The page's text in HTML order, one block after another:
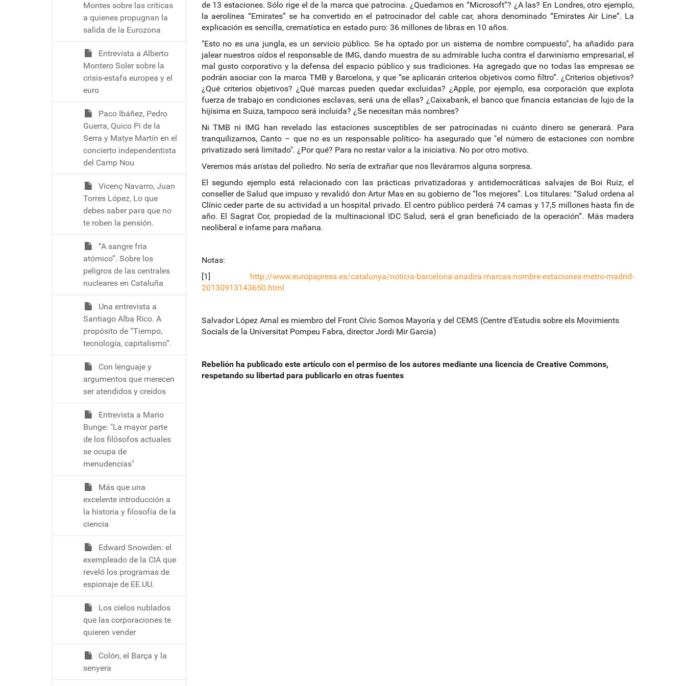
de 13 estaciones. Sólo rige el de la marca que patrocina. ¿Quedamos en “Microsoft”? ¿A las? En Londres, otro ejemplo,
la aerolínea “Emirates” se ha convertido en el patrocinador del cable car, ahora denominado “Emirates Air Line”. La
explicación es sencilla, crematística en estado puro: 36 millones de libras en 10 años.
"Esto no es una jungla, es un servicio público. Se ha optado por un sistema de nombre compuesto", ha añadido para
jalear nuestros oídos el responsable de IMG, dando muestra de su admirable lucha contra el darwinismo empresarial, el
mal gusto corporativo y la defensa del espacio público y sus tradiciones. Ha agregado que no todas las empresas se
podrán asociar con la marca TMB y Barcelona, y que “se aplicarán criterios objetivos como filtro”. ¿Criterios objetivos?
¿Qué criterios objetivos? ¿Qué marcas pueden quedar excluidas? ¿Apple, por ejemplo, esa corporación que explota
fuerza de trabajo en condiciones esclavas, será una de ellas? ¿Caixabank, el banco que financia estancias de lujo de la
hijísima en Suiza, tampoco será incluida? ¿Se necesitan más nombres?
Ni TMB ni IMG han revelado las estaciones susceptibles de ser patrocinadas ni cuánto dinero se generará. Para
tranquilizarnos, Canto – que no es un responsable político- ha asegurado que "el número de estaciones con nombre
privatizado será limitado". ¿Por qué? Para no restar valor a la iniciativa. No por otro motivo.
Veremos más aristas del poliedro. No sería de extrañar que nos lleváramos alguna sorpresa.
El segundo ejemplo está relacionado con las prácticas privatizadoras y antidemocráticas salvajes de Boi Ruiz, el
conseller de Salud que impuso y revalidó don Artur Mas en su gobierno de “los mejores”. Los titulares: “Salud ordena al
Clínic ceder parte de su actividad a un hospital privado. El centro público perderá 74 camas y 17,5 millones hasta fin de
año. El Sagrat Cor, propiedad de la multinacional IDC Salud, será el gran beneficiado de la operación”. Más madera
neoliberal e infame para mañana.
Notas:
[1] http://www.europapress.es/catalunya/noticia-barcelona-anadira-marcas-nombre-estaciones-metro-madrid-
20130913143650.html
Salvador López Arnal es miembro del Front Cívic Somos Mayoría y del CEMS (Centre d’Estudis sobre els Movimients
Socials de la Universitat Pompeu Fabra, director Jordi Mir Garcia)
Rebelión ha publicado este artículo con el permiso de los autores mediante una licencia de Creative Commons,
respetando su libertad para publicarlo en otras fuentes
Montes sobre las críticas
a quienes propugnan la
salida de la Eurozona
Entrevista a Alberto
Montero Soler sobre la
crisis-estafa europea y el
euro
Paco Ibáñez, Pedro
Guerra, Quico Pi de la
Serra y Matye Martín en el
concierto independentista
del Camp Nou
Vicenç Navarro, Juan
Torres López, Lo que
debes saber para que no
te roben la pensión.
“A sangre fría
atómico”. Sobre los
peligros de las centrales
nucleares en Cataluña
Una entrevista a
Santiago Alba Rico. A
propósito de “Tiempo,
tecnología, capitalismo”.
Con lenguaje y
argumentos que merecen
ser atendidos y creídos
Entrevista a Mario
Bunge: "La mayor parte
de los filósofos actuales
se ocupa de
menudencias"
Más que una
excelente introducción a
la historia y filosofía de la
ciencia
Edward Snowden: el
exempleado de la CIA que
reveló los programas de
espionaje de EE.UU.
Los cielos nublados
que las corporaciones te
quieren vender
Colón, el Barça y la
senyera